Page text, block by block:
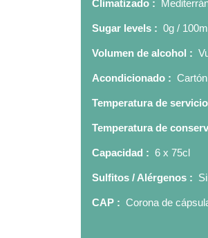
Climatizado :
Sugar levels : 0g /
Volumen de alcohol :
Acondicionado :
Temperatura de
Temperatura de
Capacidad : 6 x 75cl
Sulfitos / Alérgenos :
CAP : Corona de